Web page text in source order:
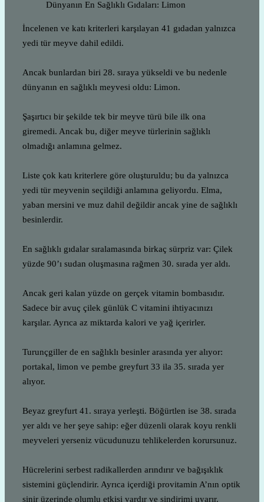
Dünyanın En Sağlıklı Gıdaları: Limon
İncelenen ve katı kriterleri karşılayan 41 gıdadan yalnızca
yedi tür meyve dahil edildi.
Ancak bunlardan biri 28. sıraya yükseldi ve bu nedenle
dünyanın en sağlıklı meyvesi oldu: Limon.
Şaşırtıcı bir şekilde tek bir meyve türü bile ilk ona
giremedi. Ancak bu, diğer meyve türlerinin sağlıklı
olmadığı anlamına gelmez.
Liste çok katı kriterlere göre oluşturuldu; bu da yalnızca
yedi tür meyvenin seçildiği anlamına geliyordu. Elma,
yaban mersini ve muz dahil değildir ancak yine de sağlıklı
besinlerdir.
En sağlıklı gıdalar sıralamasında birkaç sürpriz var: Çilek
yüzde 90’ı sudan oluşmasına rağmen 30. sırada yer aldı.
Ancak geri kalan yüzde on gerçek vitamin bombasıdır.
Sadece bir avuç çilek günlük C vitamini ihtiyacınızı
karşılar. Ayrıca az miktarda kalori ve yağ içerirler.
Turunçgiller de en sağlıklı besinler arasında yer alıyor:
portakal, limon ve pembe greyfurt 33 ila 35. sırada yer
alıyor.
Beyaz greyfurt 41. sıraya yerleşti. Böğürtlen ise 38. sırada
yer aldı ve her şeye sahip: eğer düzenli olarak koyu renkli
meyveleri yerseniz vücudunuzu tehlikelerden korursunuz.
Hücrelerini serbest radikallerden arındırır ve bağışıklık
sistemini güçlendirir. Ayrıca içerdiği provitamin A’nın optik
sinir üzerinde olumlu etkisi vardır ve sindirimi uyarır.